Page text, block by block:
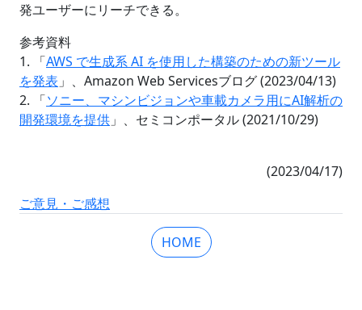
発ユーザーにリーチできる。
参考資料
1. 「AWS で生成系 AI を使用した構築のための新ツール
を発表 」、Amazon Web Servicesブログ (2023/04/13)
2. 「ソニー、マシンビジョンや車載カメラ用にAI解析の
開発環境を提供 」、セミコンポータル (2021/10/29)
(2023/04/17)
ご意見・ご感想
HOME